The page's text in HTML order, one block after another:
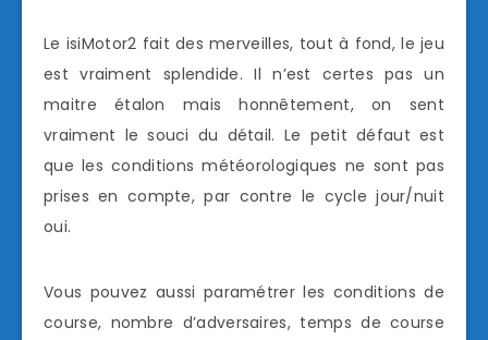
Le isiMotor2 fait des merveilles, tout à fond, le jeu
est vraiment splendide. Il n’est certes pas un
maitre étalon mais honnêtement, on sent
vraiment le souci du détail. Le petit défaut est
que les conditions météorologiques ne sont pas
prises en compte, par contre le cycle jour/nuit
oui.
Vous pouvez aussi paramétrer les conditions de
course, nombre d’adversaires, temps de course